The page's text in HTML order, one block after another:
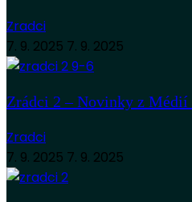
Zradci
7. 9. 2025 7. 9. 2025
Zrádci 2 – Novinky z Médií
Zradci
7. 9. 2025 7. 9. 2025